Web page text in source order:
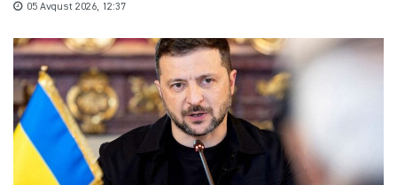
05 Avqust 2026, 12:37